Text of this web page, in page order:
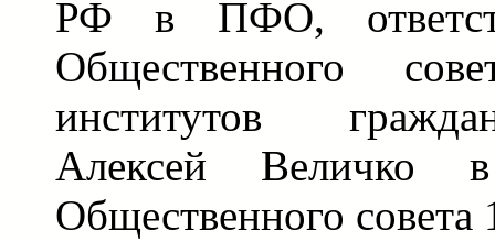
РФ в ПФО,
Общественного
институтов
Алексей Величко
Общественного совета